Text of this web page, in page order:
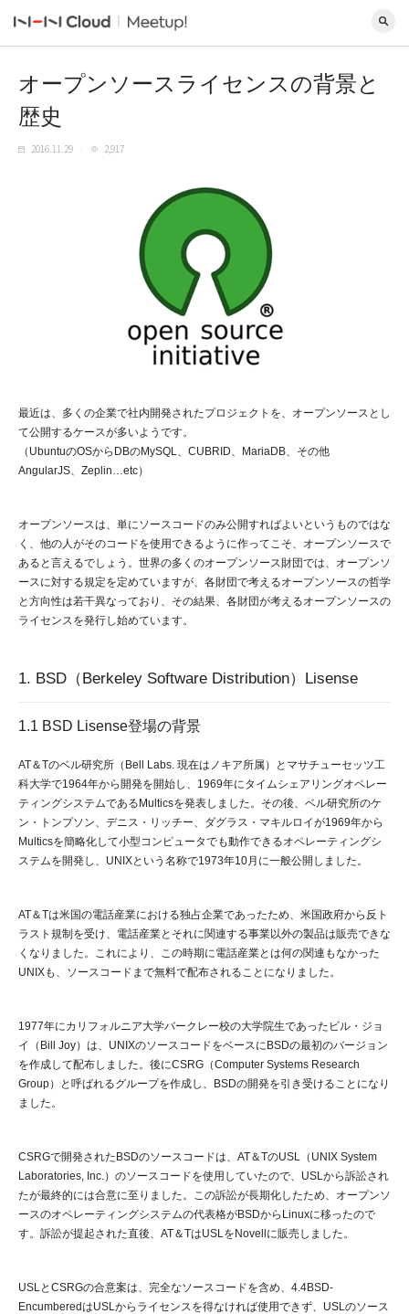
オープンソースライセンスの背景と
歴史
2016.11.29 2,917
最近は、多くの企業で社内開発されたプロジェクトを、オープンソースとし
て公開するケースが多いようです。
（UbuntuのOSからDBのMySQL、CUBRID、MariaDB、その他
AngularJS、Zeplin…etc）
オープンソースは、単にソースコードのみ公開すればよいというものではな
く、他の人がそのコードを使用できるように作ってこそ、オープンソースで
あると言えるでしょう。世界の多くのオープンソース財団では、オープンソ
ースに対する規定を定めていますが、各財団で考えるオープンソースの哲学
と方向性は若干異なっており、その結果、各財団が考えるオープンソースの
ライセンスを発行し始めています。
1. BSD（Berkeley Software Distribution）Lisense
1.1 BSD Lisense登場の背景
AT＆Tのベル研究所（Bell Labs. 現在はノキア所属）とマサチューセッツ工
科大学で1964年から開発を開始し、1969年にタイムシェアリングオペレー
ティングシステムであるMulticsを発表しました。その後、ベル研究所のケ
ン・トンプソン、デニス・リッチー、ダグラス・マキルロイが1969年から
Multicsを簡略化して小型コンピュータでも動作できるオペレーティングシ
ステムを開発し、UNIXという名称で1973年10月に一般公開しました。
AT＆Tは米国の電話産業における独占企業であったため、米国政府から反ト
ラスト規制を受け、電話産業とそれに関連する事業以外の製品は販売できな
くなりました。これにより、この時期に電話産業とは何の関連もなかった
UNIXも、ソースコードまで無料で配布されることになりました。
1977年にカリフォルニア大学バークレー校の大学院生であったビル・ジョ
イ（Bill Joy）は、UNIXのソースコードをベースにBSDの最初のバージョン
を作成して配布しました。後にCSRG（Computer Systems Research
Group）と呼ばれるグループを作成し、BSDの開発を引き受けることになり
ました。
CSRGで開発されたBSDのソースコードは、AT＆TのUSL（UNIX System
Laboratories, Inc.）のソースコードを使用していたので、USLから訴訟され
たが最終的には合意に至りました。この訴訟が長期化したため、オープンソ
ースのオペレーティングシステムの代表格がBSDからLinuxに移ったので
す。訴訟が提起された直後、AT＆TはUSLをNovellに販売しました。
USLとCSRGの合意案は、完全なソースコードを含め、4.4BSD-
EncumberedはUSLからライセンスを得なければ使用できず、USLのソース